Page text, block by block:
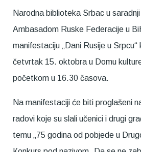
Narodna biblioteka Srbac u
Ambasadom Ruske Federacije u
manifestaciju „Dani Rusije u
četvrtak 15. oktobra u Domu
početkom u 16.30 časova.
Na manifestaciji će biti proglašeni
radovi koje su slali učenici i drugi
temu „75 godina od pobjede u